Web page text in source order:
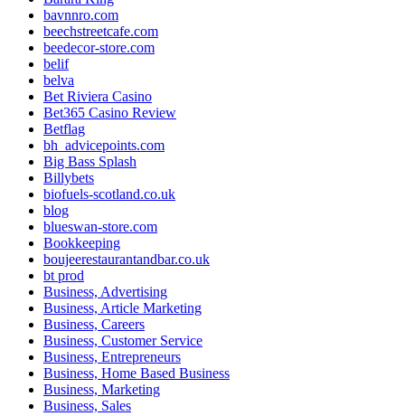
bavnnro.com
beechstreetcafe.com
beedecor-store.com
belif
belva
Bet Riviera Casino
Bet365 Casino Review
Betflag
bh_advicepoints.com
Big Bass Splash
Billybets
biofuels-scotland.co.uk
blog
blueswan-store.com
Bookkeeping
boujeerestaurantandbar.co.uk
bt prod
Business, Advertising
Business, Article Marketing
Business, Careers
Business, Customer Service
Business, Entrepreneurs
Business, Home Based Business
Business, Marketing
Business, Sales